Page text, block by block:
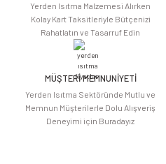
Yerden Isıtma Malzemesi Alırken
Kolay Kart Taksitleriyle Bütçenizi
Rahatlatın ve Tasarruf Edin
MÜŞTERİ MEMNUNİYETİ
Yerden Isıtma Sektöründe Mutlu ve
Memnun Müşterilerle Dolu Alışveriş
Deneyimi için Buradayız